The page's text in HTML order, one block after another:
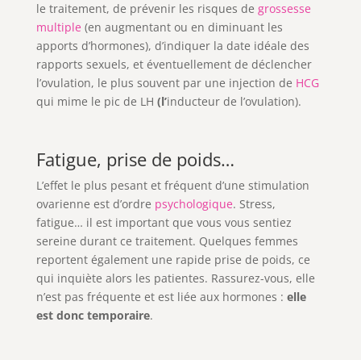
le traitement, de prévenir les risques de grossesse
multiple (en augmentant ou en diminuant les
apports d’hormones), d’indiquer la date idéale des
rapports sexuels, et éventuellement de déclencher
l’ovulation, le plus souvent par une injection de HCG
qui mime le pic de LH (l’inducteur de l’ovulation).
Fatigue, prise de poids…
L’effet le plus pesant et fréquent d’une stimulation
ovarienne est d’ordre psychologique. Stress,
fatigue… il est important que vous vous sentiez
sereine durant ce traitement. Quelques femmes
reportent également une rapide prise de poids, ce
qui inquiète alors les patientes. Rassurez-vous, elle
n’est pas fréquente et est liée aux hormones : elle
est donc temporaire.